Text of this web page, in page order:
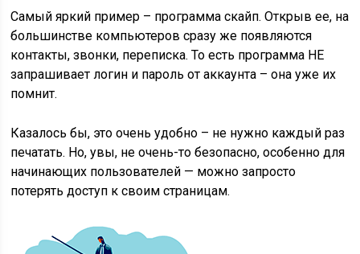
Самый яркий пример – программа скайп. Открыв ее, на
большинстве компьютеров сразу же появляются
контакты, звонки, переписка. То есть программа НЕ
запрашивает логин и пароль от аккаунта – она уже их
помнит.
Казалось бы, это очень удобно – не нужно каждый раз
печатать. Но, увы, не очень-то безопасно, особенно для
начинающих пользователей — можно запросто
потерять доступ к своим страницам.